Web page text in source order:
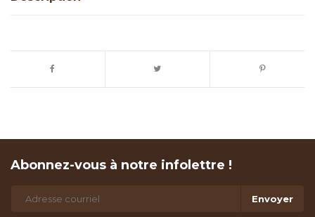
Abonnez-vous à notre infolettre !
Envoyer